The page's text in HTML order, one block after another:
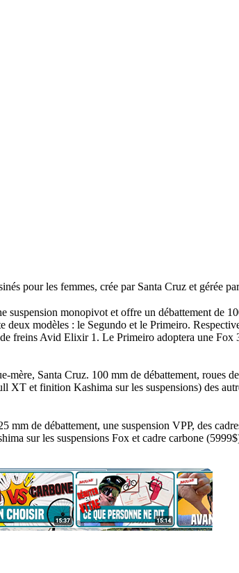
pour les femmes, crée par Santa Cruz et gérée
suspension monopivot et offre un débattement de
deux modèles : le Segundo et le Primeiro.
freins Avid Elixir 1. Le Primeiro adoptera une
mère, Santa Cruz. 100 mm de débattement,
et finition Kashima sur les suspensions) des
de débattement, une suspension VPP, des
sur les suspensions Fox et cadre carbone